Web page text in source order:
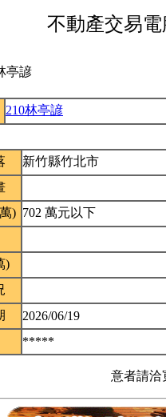
不動產交易
亭諺
210林亭諺
新竹縣竹北市
) 702 萬元以下
)
2026/06/19
*****
意者請洽